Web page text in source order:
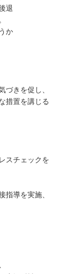
退
か
づきを促し、
措置を講じる
スチェックを
指導を実施、